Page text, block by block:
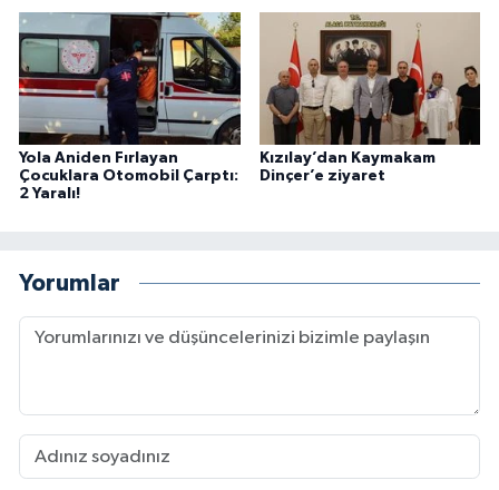
Yola Aniden Fırlayan
Çocuklara Otomobil Çarptı:
2 Yaralı!
Kızılay’dan Kaymakam
Dinçer’e ziyaret
Yorumlar